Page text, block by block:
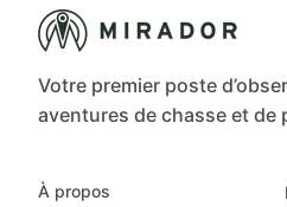
Votre premier poste
aventures de chasse et de
À propos